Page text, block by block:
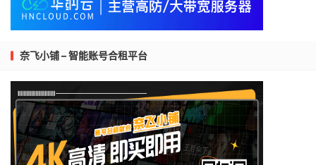
奈飞小铺 – 智能账号合租平台